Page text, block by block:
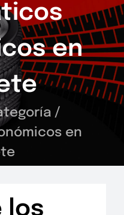
en
/
en
los